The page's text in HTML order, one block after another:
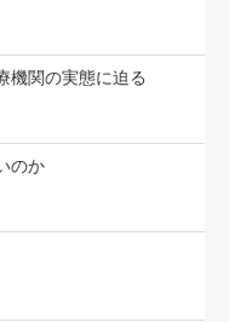
機関の実態に迫る
のか